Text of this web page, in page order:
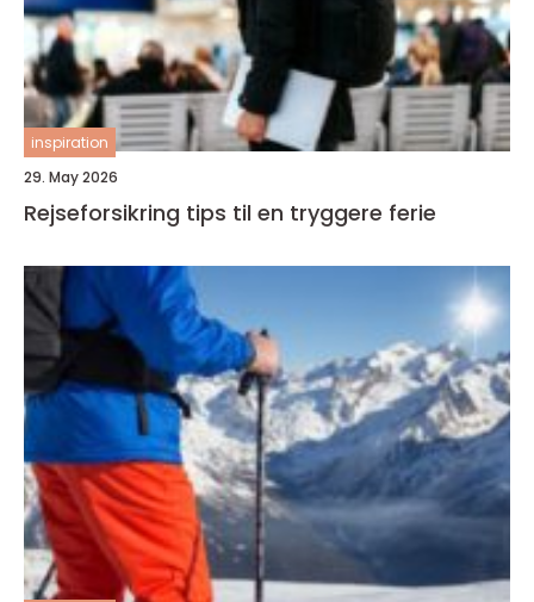
inspiration
29. May 2026
Rejseforsikring tips til en tryggere ferie